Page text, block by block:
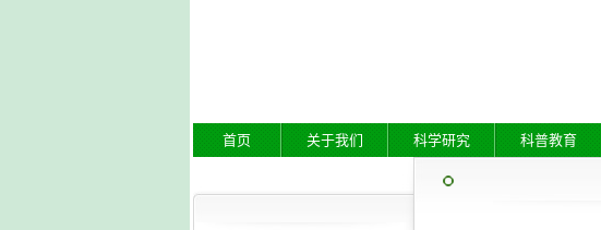
首页 关于我们 科学研究 科普教育